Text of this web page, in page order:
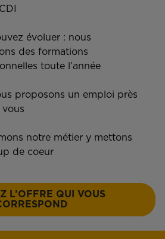
évoluer : nous
des formations
toute l’année
proposons un emploi près
vous
notre métier y mettons
de coeur
L’OFFRE QUI VOUS